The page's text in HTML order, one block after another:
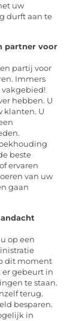
uw
durft aan te
partner voor
partij voor
Immers
vakgebied!
hebben. U
klanten. U
beste
ervaren
van uw
gaan
op een
dit moment
er gebeurt in
te staan.
terug.
besparen.
in